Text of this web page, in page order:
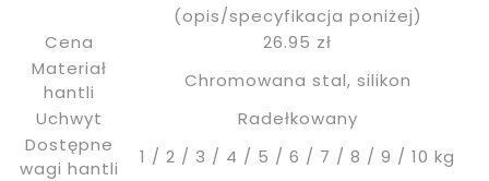
(opis/specyfikacja poniżej)
Cena
26.95 zł
Materiał
hantli
Chromowana stal, silikon
Uchwyt
Radełkowany
Dostępne
wagi hantli
1 / 2 / 3 / 4 / 5 / 6 / 7 / 8 / 9 / 10 kg